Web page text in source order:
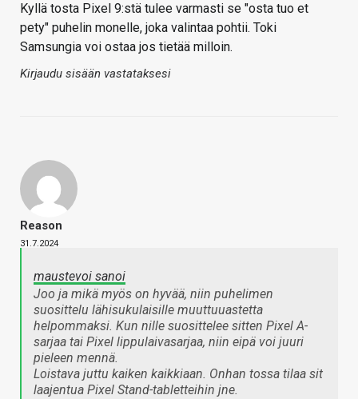
Kyllä tosta Pixel 9:stä tulee varmasti se "osta tuo et
pety" puhelin monelle, joka valintaa pohtii. Toki
Samsungia voi ostaa jos tietää milloin.
Kirjaudu sisään vastataksesi
Reason
31.7.2024
maustevoi sanoi
Joo ja mikä myös on hyvää, niin puhelimen
suosittelu lähisukulaisille muuttuuastetta
helpommaksi. Kun nille suosittelee sitten Pixel A-
sarjaa tai Pixel lippulaivasarjaa, niin eipä voi juuri
pieleen mennä.
Loistava juttu kaiken kaikkiaan. Onhan tossa tilaa sit
laajentua Pixel Stand-tabletteihin jne.